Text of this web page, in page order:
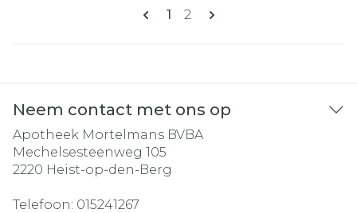
Pagina's
U lees momenteel pagina
1 Pagina
2
Neem contact met ons op
Apotheek Mortelmans BVBA
Mechelsesteenweg 105
2220 Heist-op-den-Berg
Telefoon: 015241267